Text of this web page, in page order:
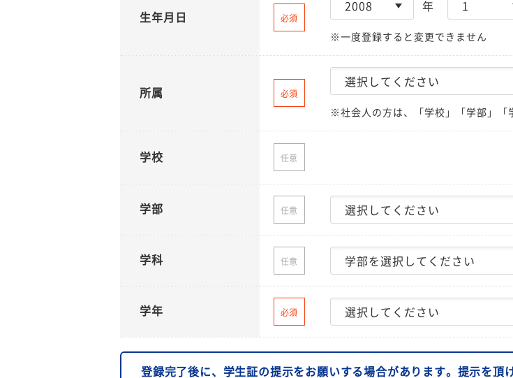
生年月日 必須
年
※一度登録すると変更できません
所属 必須
※社会人の方は、「学校」「学部」「
学校 任意
学部 任意
学科 任意
学年 必須
登録完了後に、学生証の提示をお願いする場合があります。提示を頂